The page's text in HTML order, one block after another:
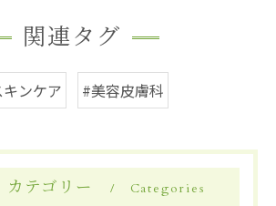
関連タグ
ンケア #美容皮膚科
カテゴリー Categories